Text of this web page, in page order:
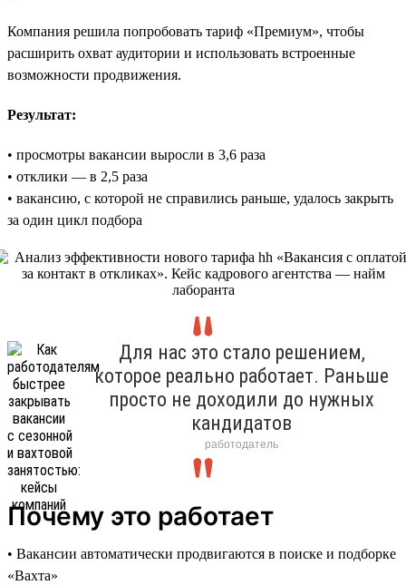
Компания решила попробовать тариф «Премиум», чтобы
расширить охват аудитории и использовать встроенные
возможности продвижения.
Результат:
• просмотры вакансии выросли в 3,6 раза
• отклики — в 2,5 раза
• вакансию, с которой не справились раньше, удалось закрыть
за один цикл подбора
Для нас это стало решением,
которое реально работает. Раньше
просто не доходили до нужных
кандидатов
работодатель
Почему это работает
• Вакансии автоматически продвигаются в поиске и подборке
«Вахта»